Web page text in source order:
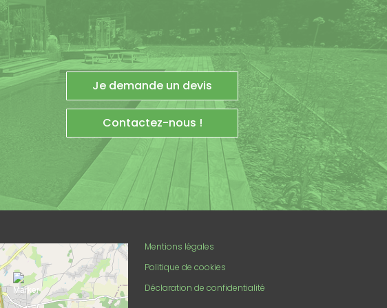
Je demande un devis
Contactez-nous !
Mentions légales
Politique de cookies
Déclaration de confidentialité